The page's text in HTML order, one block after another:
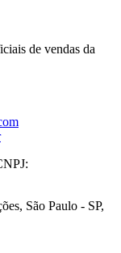
de vendas da
São Paulo - SP,